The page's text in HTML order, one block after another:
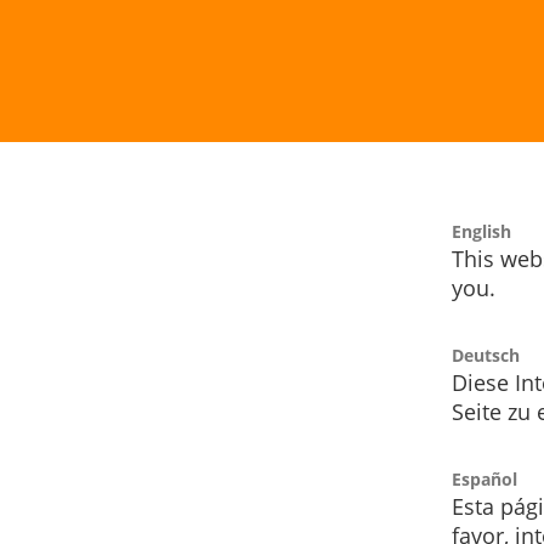
English
This
you.
Deutsch
Diese
Seite zu
Español
Esta
favor,